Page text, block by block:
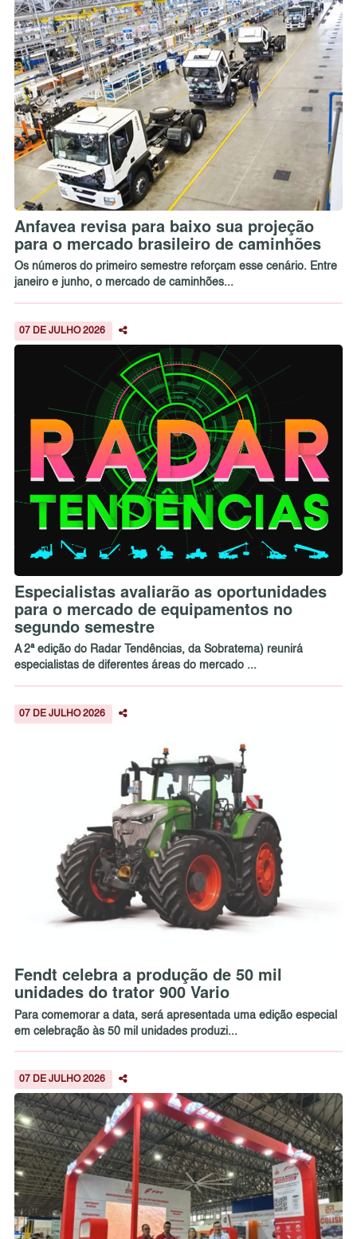
Anfavea revisa para baixo sua projeção
para o mercado brasileiro de caminhões
Os números do primeiro semestre reforçam esse cenário. Entre
janeiro e junho, o mercado de caminhões...
07 DE JULHO 2026
Especialistas avaliarão as oportunidades
para o mercado de equipamentos no
segundo semestre
A 2ª edição do Radar Tendências, da Sobratema) reunirá
especialistas de diferentes áreas do mercado ...
07 DE JULHO 2026
Fendt celebra a produção de 50 mil
unidades do trator 900 Vario
Para comemorar a data, será apresentada uma edição especial
em celebração às 50 mil unidades produzi...
07 DE JULHO 2026